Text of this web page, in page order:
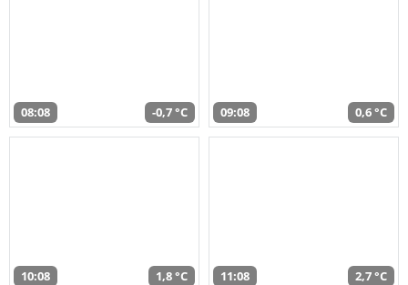
08:08 -0,7 °C 09:08 0,6 °C
10:08 1,8 °C 11:08 2,7 °C